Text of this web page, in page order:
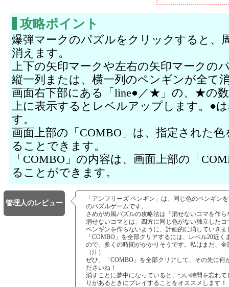
攻略ポイント
爆弾マークのパズルをクリックすると、
消えます。
上下の矢印マークや左右の矢印マークの
縦一列または、横一列のペンギンが全て
画面右下部にある「line●／★」の、★の
上に表示するとレベルアップします。●
す。
画面上部の「COMBO」は、指定された
ることできます。
「COMBO」の内容は、画面上部の「
ることができます。
管理人のレビュー
「アンフリーズ ペンギン」は、同じ色のペンギン
のパズルゲームです。
さめがめ風パズルの攻略法は「消せないコマを作
消せないコマとは、四方に同じ色がない独立した
ペンギンを作らないように、計画的に消していきま
「COMBO」を全部クリアするには、レベル20近
ので、多くの時間がかかりそうです。私はまだ、
（汗）
ぜひ、「COMBO」を全部クリアして、その先に何
ださいね！
消すことに夢中になっていると、つい時間を忘れ
りがあるときにプレイすることをオススメします！